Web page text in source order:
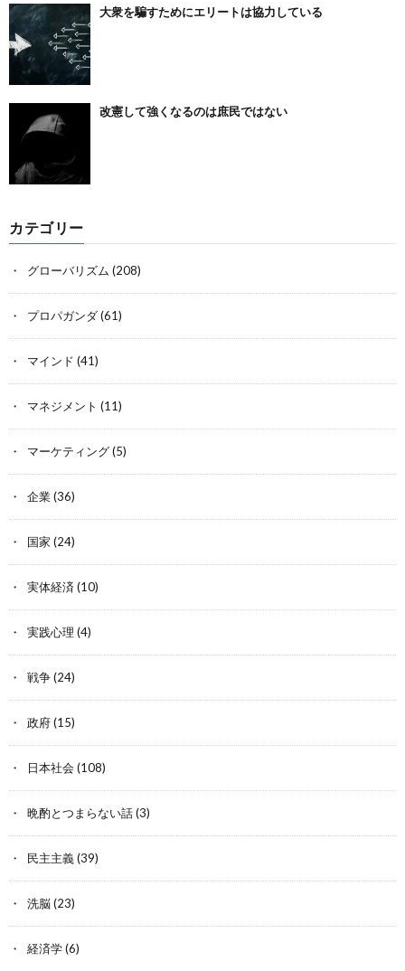
大衆を騙すためにエリートは協力している
改憲して強くなるのは庶民ではない
カテゴリー
グローバリズム (208)
プロパガンダ(61)
マインド (41)
マネジメント (11)
マーケティング(5)
企業(36)
国家 (24)
実体経済 (10)
実践心理 (4)
戦争(24)
政府(15)
日本社会 (108)
晩酌とつまらない話(3)
民主主義(39)
洗脳(23)
経済学(6)